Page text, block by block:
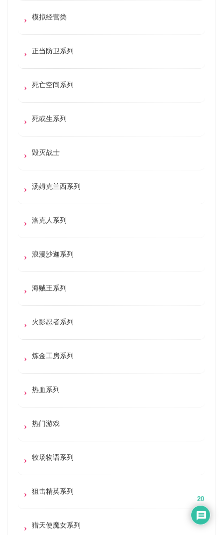
模拟经营类
正当防卫系列
死亡空间系列
死或生系列
毁灭战士
汤姆克兰西系列
洛克人系列
浪漫沙迦系列
海贼王系列
火影忍者系列
炼金工房系列
热血系列
热门游戏
牧场物语系列
狙击精英系列
猎天使魔女系列
20